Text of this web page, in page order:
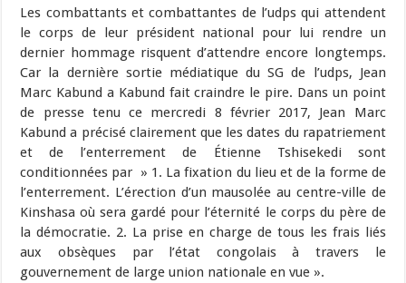
Les combattants et combattantes de l’udps qui attendent
le corps de leur président national pour lui rendre un
dernier hommage risquent d’attendre encore longtemps.
Car la dernière sortie médiatique du SG de l’udps, Jean
Marc Kabund a Kabund fait craindre le pire. Dans un point
de presse tenu ce mercredi 8 février 2017, Jean Marc
Kabund a précisé clairement que les dates du rapatriement
et de l’enterrement de Étienne Tshisekedi sont
conditionnées par » 1. La fixation du lieu et de la forme de
l’enterrement. L’érection d’un mausolée au centre-ville de
Kinshasa où sera gardé pour l’éternité le corps du père de
la démocratie. 2. La prise en charge de tous les frais liés
aux obsèques par l’état congolais à travers le
gouvernement de large union nationale en vue ».